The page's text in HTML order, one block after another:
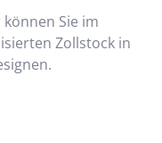
Sie im
Zollstock in